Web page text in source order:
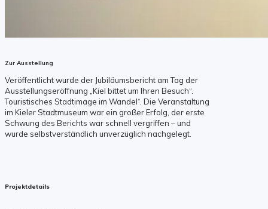
Zur Ausstellung
Veröffentlicht wurde der Jubiläumsbericht am Tag der
Ausstellungseröffnung „Kiel bittet um Ihren Besuch“.
Touristisches Stadtimage im Wandel“. Die Veranstaltung
im Kieler Stadtmuseum war ein großer Erfolg, der erste
Schwung des Berichts war schnell vergriffen – und
wurde selbstverständlich unverzüglich nachgelegt.
Projektdetails